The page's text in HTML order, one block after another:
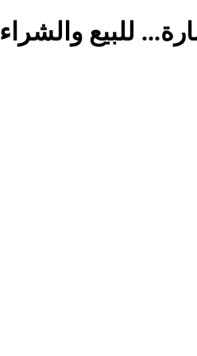
للبيع والشراء